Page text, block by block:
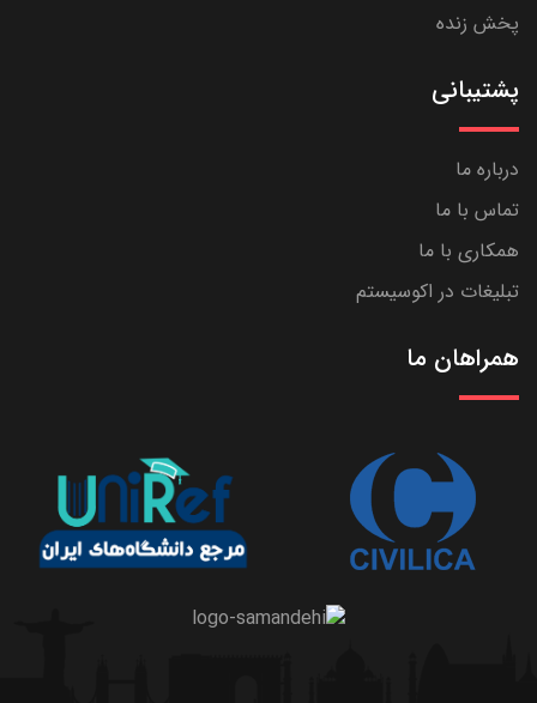
پخش زنده
پشتیبانی
درباره ما
تماس با ما
همکاری با ما
تبلیغات در اکوسیستم
همراهان ما